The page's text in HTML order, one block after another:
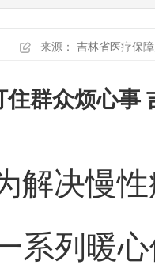
来源： 吉林省医疗保
住群众烦心事
解决慢
系列暖